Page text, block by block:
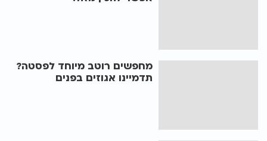
מחפשים רוטב מיוחד לפסטה?
תדמיינו אגוזים בפנים